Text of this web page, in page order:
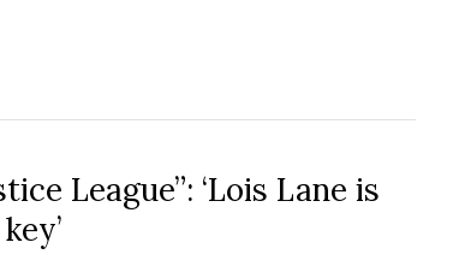
League”: ‘Lois Lane is